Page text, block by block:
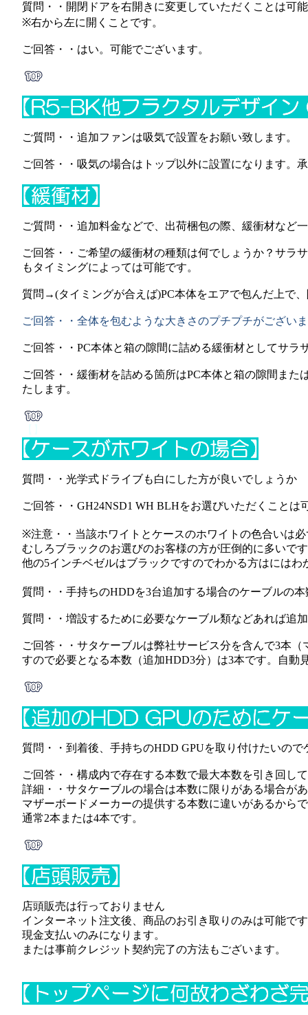
質問・・開閉ドアを右開きに変更していただくことは可
※右から左に開くことです。
ご回答・・はい。可能でございます。
ご質問・・追加ファンは吸気で設置をお願い致します。
ご回答・・吸気の場合はトップ以外に設置になります。
ご質問・・追加料金などで、出荷梱包の際、緩衝材など
ご回答・・ご希望の緩衝材の種類は何でしょうか？サラ
もタイミングによっては可能です。
質問→(タイミングが合えば)PC本体をエアで包んだ上で
ご回答・・全体を包むような大きさのプチプチがござい
ご回答・・ PC本体と箱の隙間に詰める緩衝材としてサラ
ご回答・・ 緩衝材を詰める箇所はPC本体と箱の隙間また
たします。
質問・・光学式ドライブも白にした方が良いでしょうか
ご回答・・GH24NSD1 WH BLHをお選びいただくことは
※注意・・当該ホワイトとケースのホワイトの色合いは
むしろブラックのお選びのお客様の方が圧倒的に多いで
他の5インチベゼルはブラックですのでわかる方はにはわ
質問・・手持ちのHDDを3台追加する場合のケーブルの本
質問・・増設するために必要なケーブル類などあれば追
ご回答・・サタケーブルは弊社サービス分を含んで3本
すので必要となる本数（追加HDD3分）は3本です。自
質問・・到着後、手持ちのHDD GPUを取り付けたいの
ご回答・・構成内で存在する本数で最大本数を引き回し
詳細・・サタケーブルの場合は本数に限りがある場合が
マザーボードメーカーの提供する本数に違いがあるから
通常2本または4本です。
店頭販売は行っておりません
インターネット注文後、商品のお引き取りのみは可能です
現金支払いのみになります。
または事前クレジット契約完了の方法もございます。